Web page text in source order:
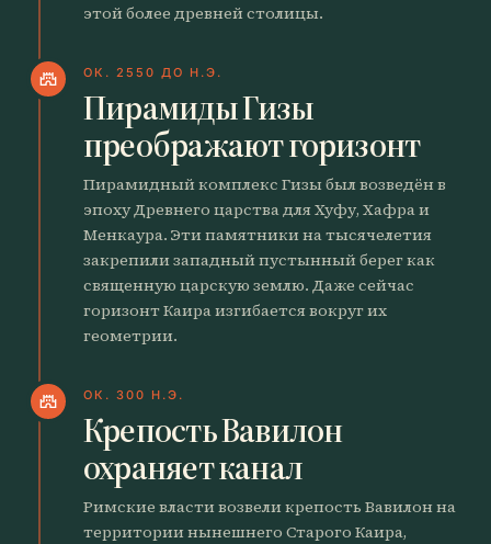
этой более древней столицы.
castle ОК. 2550 ДО Н.Э.
Пирамиды Гизы
преображают горизонт
Пирамидный комплекс Гизы был возведён в
эпоху Древнего царства для Хуфу, Хафра и
Менкаура. Эти памятники на тысячелетия
закрепили западный пустынный берег как
священную царскую землю. Даже сейчас
горизонт Каира изгибается вокруг их
геометрии.
castle ОК. 300 Н.Э.
Крепость Вавилон
охраняет канал
Римские власти возвели крепость Вавилон на
территории нынешнего Старого Каира,